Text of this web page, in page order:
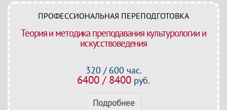
ПРОФЕССИОНАЛЬНАЯ ПЕРЕПОДГОТОВКА
Теория и методика преподавания культурологии и
искусствоведения
320 / 600 час.
6400 / 8400 руб.
Подробнее